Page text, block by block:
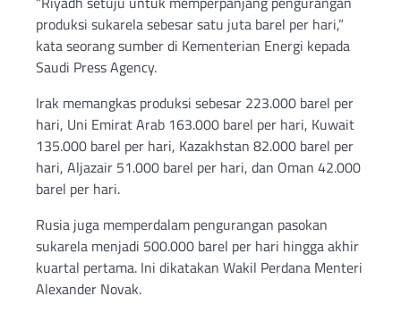
produksi sukarela sebesar satu juta barel per hari,”
kata seorang sumber di Kementerian Energi kepada
Saudi Press Agency.
Irak memangkas produksi sebesar 223.000 barel per
hari, Uni Emirat Arab 163.000 barel per hari, Kuwait
135.000 barel per hari, Kazakhstan 82.000 barel per
hari, Aljazair 51.000 barel per hari, dan Oman 42.000
barel per hari.
Rusia juga memperdalam pengurangan pasokan
sukarela menjadi 500.000 barel per hari hingga akhir
kuartal pertama. Ini dikatakan Wakil Perdana Menteri
Alexander Novak.